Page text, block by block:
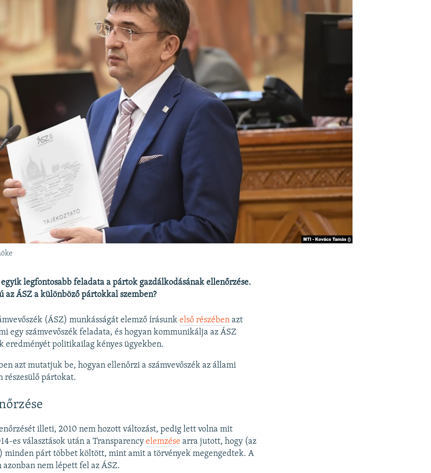
egyik legfontosabb feladata a pártok gazdálkodásának ellenőrzése.
az ÁSZ a különböző pártokkal szemben?
(ÁSZ) munkásságát elemző írásunk első részébenazt
egy számvevőszék feladata, és hogyan kommunikálja az ÁSZ
eredményét politikailag kényes ügyekben.
azt mutatjuk be, hogyan ellenőrzi a számvevőszék az állami
részesülő pártokat.
illeti, 2010 nem hozott változást, pedig lett volna mit
es választások után a Transparencyelemzése arra jutott, hogy (az
minden párt többet költött, mint amit a törvények megengedtek. A
nem lépett fel az ÁSZ​.